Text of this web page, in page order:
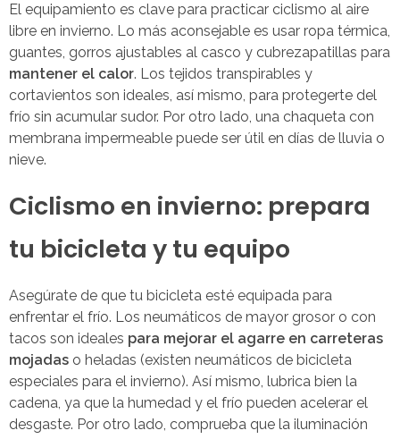
El equipamiento es clave para practicar ciclismo al aire
libre en invierno. Lo más aconsejable es usar ropa térmica,
guantes, gorros ajustables al casco y cubrezapatillas para
mantener el calor. Los tejidos transpirables y
cortavientos son ideales, así mismo, para protegerte del
frío sin acumular sudor. Por otro lado, una chaqueta con
membrana impermeable puede ser útil en días de lluvia o
nieve.
Ciclismo en invierno: prepara
tu bicicleta y tu equipo
Asegúrate de que tu bicicleta esté equipada para
enfrentar el frío. Los neumáticos de mayor grosor o con
tacos son ideales para mejorar el agarre en carreteras
mojadas o heladas (existen neumáticos de bicicleta
especiales para el invierno). Así mismo, lubrica bien la
cadena, ya que la humedad y el frío pueden acelerar el
desgaste. Por otro lado, comprueba que la iluminación